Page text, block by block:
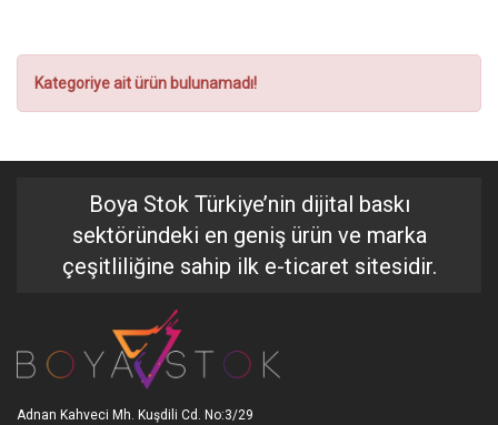
Kategoriye ait ürün bulunamadı!
Boya Stok Türkiye’nin dijital baskı
sektöründeki en geniş ürün ve marka
çeşitliliğine sahip ilk e-ticaret sitesidir.
Adnan Kahveci Mh. Kuşdili Cd. No:3/29